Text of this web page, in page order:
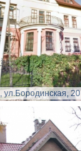
ул.Бородинская, 20